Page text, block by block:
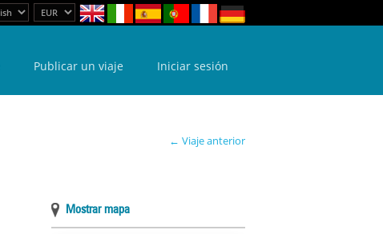
Publicar un viaje Iniciar sesión
← Viaje anterior
Mostrar mapa